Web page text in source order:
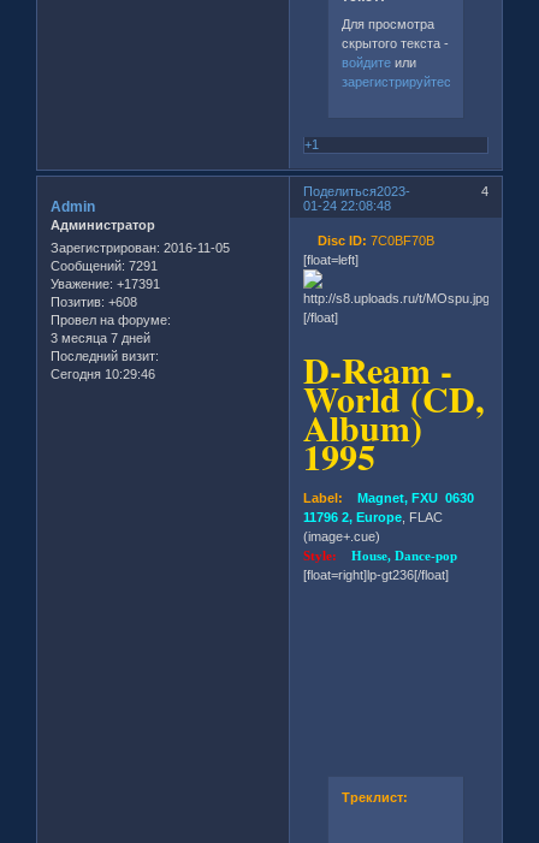
Для просмотра
скрытого текста -
войдитеили
зарегистрируйтесь
+1
Поделиться 4
2023-
01-24 22:08:48
Admin
Администратор
Зарегистрирован: 2016-11-05
Сообщений: 7291
Уважение: +17391
Позитив: +608
Провел на форуме:
3 месяца 7 дней
Последний визит:
Сегодня 10:29:46
Disc ID: 7C0BF70B
[float=left]
[/float]
D-Ream -
World (CD,
Album)
1995
Label: Magnet, FXU 0630
11796 2, Europe , FLAC
(image+.cue)
Style:House, Dance-pop
[float=right]lp-gt236[/float]
Треклист: